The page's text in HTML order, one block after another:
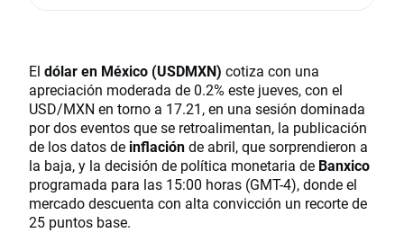
El dólar en México (USDMXN) cotiza con una
apreciación moderada de 0.2% este jueves, con el
USD/MXN en torno a 17.21, en una sesión dominada
por dos eventos que se retroalimentan, la publicación
de los datos de inflaciónde abril, que sorprendieron a
la baja, y la decisión de política monetaria de Banxico
programada para las 15:00 horas (GMT-4), donde el
mercado descuenta con alta convicción un recorte de
25 puntos base.